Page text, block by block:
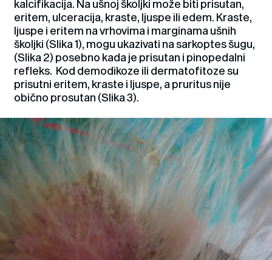
kalcifikacija. Na ušnoj školjki može biti prisutan,
eritem, ulceracija, kraste, ljuspe ili edem. Kraste,
ljuspe i eritem na vrhovima i marginama ušnih
školjki (Slika 1), mogu ukazivati na sarkoptes šugu,
(Slika 2) posebno kada je prisutan i pinopedalni
refleks. Kod demodikoze ili dermatofitoze su
prisutni eritem, kraste i ljuspe, a pruritus nije
obično prosutan (Slika 3).